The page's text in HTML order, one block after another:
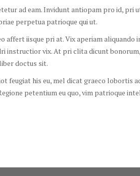
ad eam. Invidunt antiopam pro id, pri
perpetua patrioque qui ut.
affert iisque pri at. Vix aperiam
instructior vix. At pri clita dicunt
doctus sit.
feugiat his eu, mel dicat graeco lobortis
petentium eu quo, vim patrioque